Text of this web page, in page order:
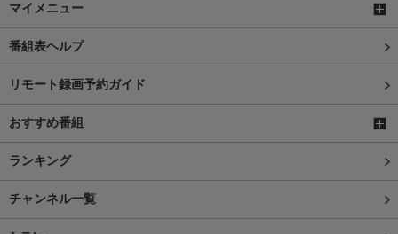
マイメニュー
番組表ヘルプ
リモート録画予約ガイド
おすすめ番組
ランキング
チャンネル一覧